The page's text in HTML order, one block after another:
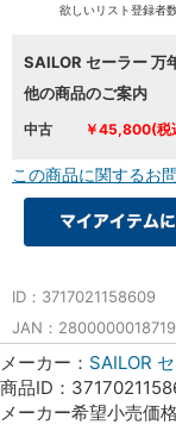
欲しいリスト登録者
SAILOR セーラー 万
他の商品のご案内
中古 ￥45,800(税
この商品に関するお
ID：3717021158609
JAN：2800000018719
メーカー： SAILOR
商品ID：
メーカー希望小売価